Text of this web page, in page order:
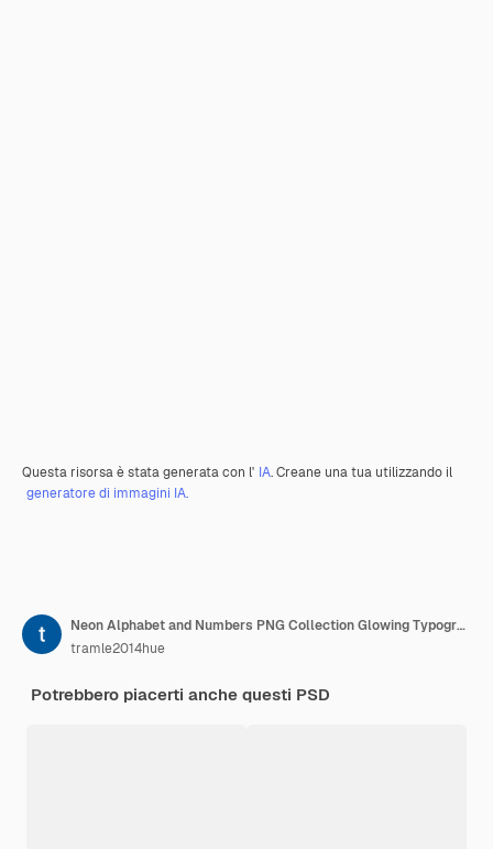
Questa risorsa è stata generata con l' IA. Creane una tua utilizzando il
generatore di immagini IA.
Neon Alphabet and Numbers PNG Collection Glowing Typography Elemento di progettazione per l'arte grafica moderna
tramle2014hue
Potrebbero piacerti anche questi PSD